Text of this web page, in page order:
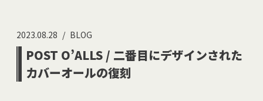
2023.08.28 BLOG
POST O’ALLS / 二番目にデザインされた
カバーオールの復刻